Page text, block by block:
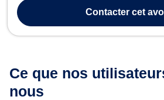
roulage. Elle assure votre défense devant
c...
Contactercet
Ce que nos
nous